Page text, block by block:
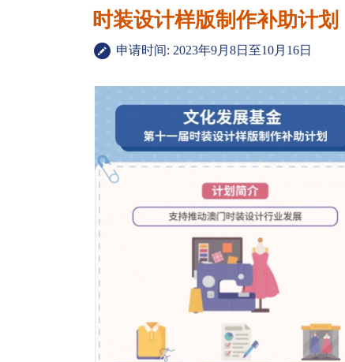
时装设计样版制作补助计划
申请时间: 2023年9月8日至10月16日